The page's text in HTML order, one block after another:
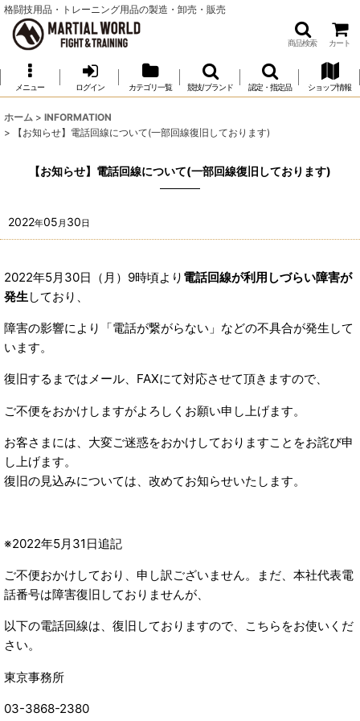
格闘技用品・トレーニング用品の製造・卸売・販売
商品検索 カート
メニュー ログイン カテゴリ一覧 競技/ブランド 認定・指定品 ショップ情報
ホーム > INFORMATION
>
【お知らせ】電話回線について(一部回線復旧しております)
【お知らせ】電話回線について(一部回線復旧しております)
2022年05 月 30日
2022年5月30日（月）9時頃より 電話回線が利用しづらい障害が
発生しており、
障害の影響により「電話が繋がらない」などの不具合が発生して
います。
復旧するまではメール、FAXにて対応させて頂きますので、
ご不便をおかけしますがよろしくお願い申し上げます。
お客さまには、大変ご迷惑をおかけしておりますことをお詫び申
し上げます。
復旧の見込みについては、改めてお知らせいたします。
※2022年5月31日追記
ご不便おかけしており、申し訳ございません。まだ、本社代表電
話番号は障害復旧しておりませんが、
以下の電話回線は、復旧しておりますので、こちらをお使いくだ
さい。
東京事務所
03-3868-2380